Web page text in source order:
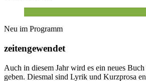
Neu im Programm
zeitengewendet
Auch in diesem Jahr wird es ein neues
geben. Diesmal sind Lyrik und Kurzprosa